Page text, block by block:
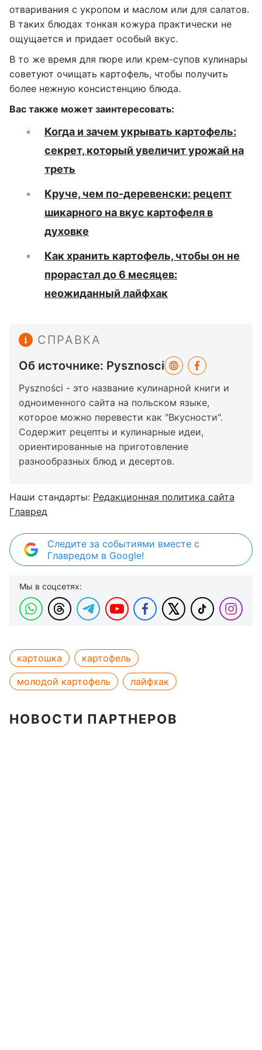
отваривания с укропом и маслом или для салатов.
В таких блюдах тонкая кожура практически не
ощущается и придает особый вкус.
В то же время для пюре или крем-супов кулинары
советуют очищать картофель, чтобы получить
более нежную консистенцию блюда.
Вас также может заинтересовать:
Когда и зачем укрывать картофель:
секрет, который увеличит урожай на
треть
Круче, чем по-деревенски: рецепт
шикарного на вкус картофеля в
духовке
Как хранить картофель, чтобы он не
прорастал до 6 месяцев:
неожиданный лайфхак
СПРАВКА
Об источнике: Pysznosci
Pyszności - это название кулинарной книги и
одноименного сайта на польском языке,
которое можно перевести как "Вкусности".
Содержит рецепты и кулинарные идеи,
ориентированные на приготовление
разнообразных блюд и десертов.
Наши стандарты: Редакционная политика сайта
Главред
Следите за событиями вместе с
Главредом в Google!
Мы в соцсетях:
картошка
картофель
молодой картофель
лайфхак
НОВОСТИ ПАРТНЕРОВ